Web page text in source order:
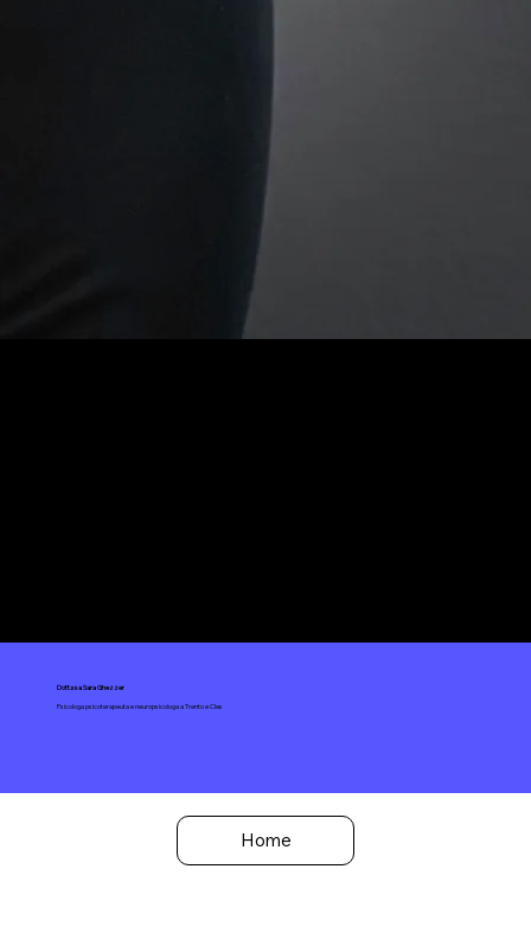
Dott.ssa Sara Ghezzer
Psicologa psicoterapeuta e neuropsicologa a Trento e Cles
Home